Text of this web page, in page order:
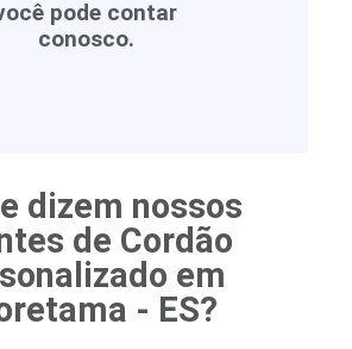
pode contar
conosco.
dizem nossos
de Cordão
em
- ES?